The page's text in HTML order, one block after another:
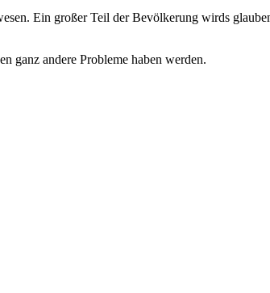
Ein großer Teil der Bevölkerung wirds
ganz andere Probleme haben werden.